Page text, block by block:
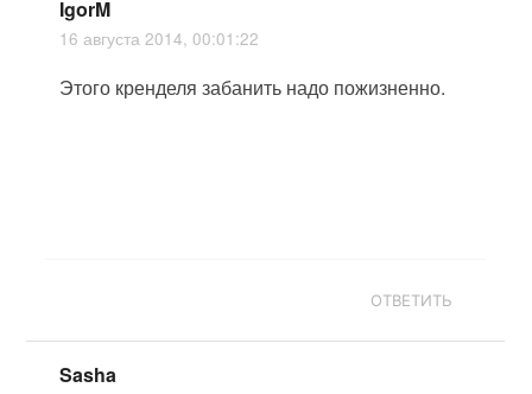
IgorM
16 августа 2014, 00:01:22
Этого кренделя забанить надо пожизненно.
ОТВЕТИТЬ
Sasha